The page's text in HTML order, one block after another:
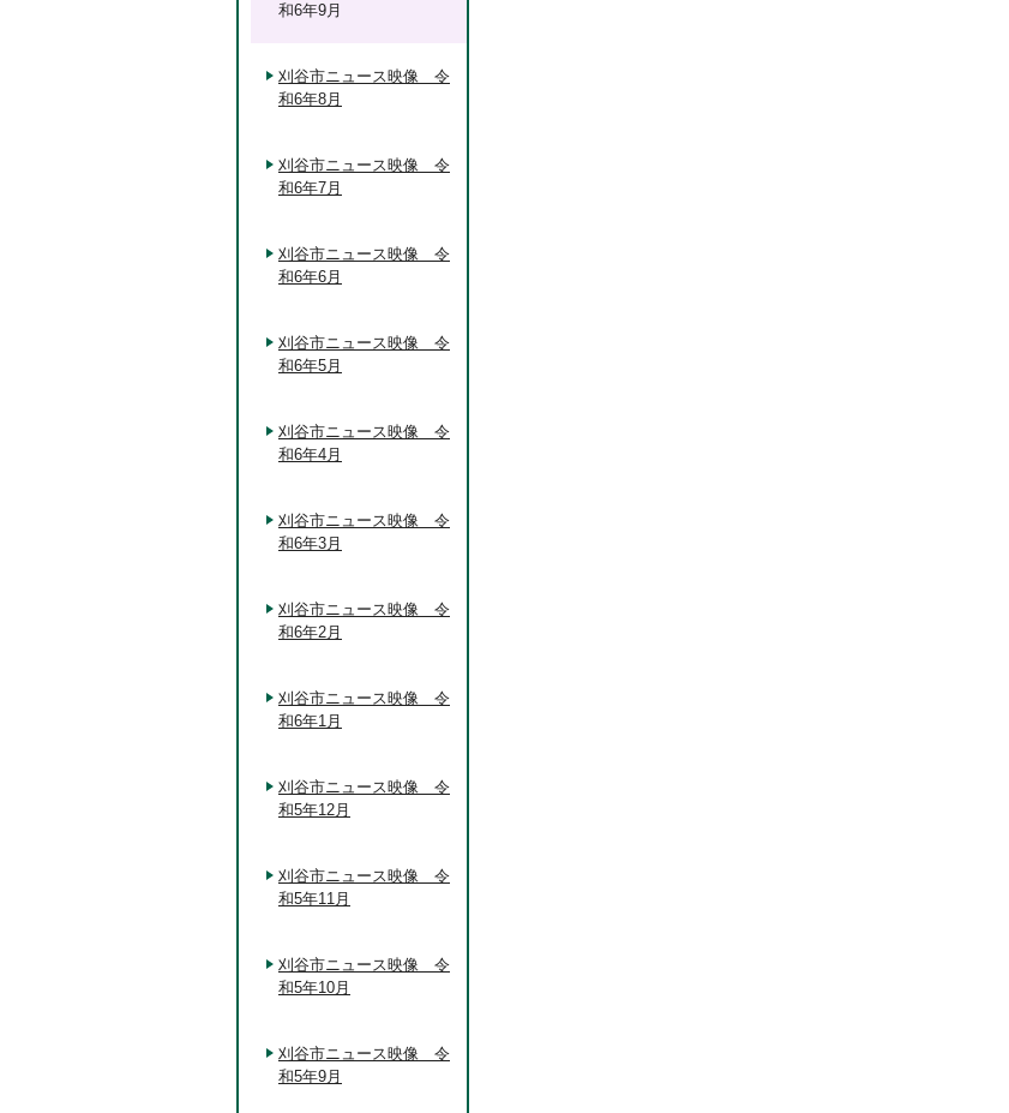
和6年9月
刈谷市ニュース映像 令
和6年8月
刈谷市ニュース映像 令
和6年7月
刈谷市ニュース映像 令
和6年6月
刈谷市ニュース映像 令
和6年5月
刈谷市ニュース映像 令
和6年4月
刈谷市ニュース映像 令
和6年3月
刈谷市ニュース映像 令
和6年2月
刈谷市ニュース映像 令
和6年1月
刈谷市ニュース映像 令
和5年12月
刈谷市ニュース映像 令
和5年11月
刈谷市ニュース映像 令
和5年10月
刈谷市ニュース映像 令
和5年9月